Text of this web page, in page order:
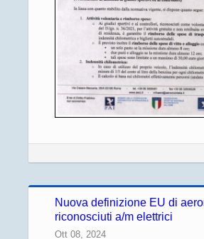
Nuova definizione EU di
riconosciuti a/m elettrici
Ott 08, 2024